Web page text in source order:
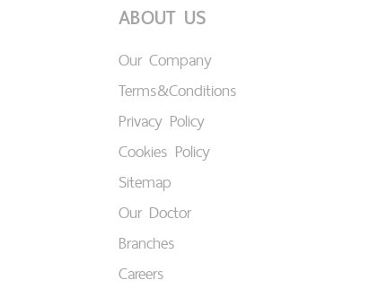
ABOUT US
Our Company
Terms&Conditions
Privacy Policy
Cookies Policy
Sitemap
Our Doctor
Branches
Careers